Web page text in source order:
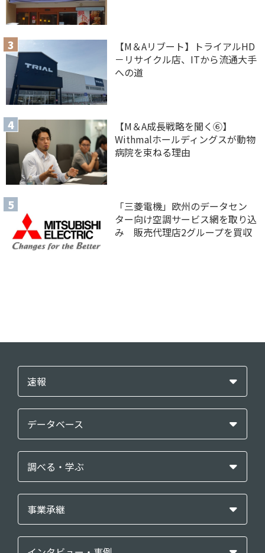
【M＆Aリブート】トライアルHD
－リサイクル店、ITから流通大手
への道
【M＆A 成長戦略を聞く⑥】
Withmalホールディングスが動物
病院を束ねる理由
「三菱電機」欧州のデータセン
ター向け空調サービス網を取り込
み 販売代理店2グループを買収
速報
データベース
調べる・学ぶ
事業承継